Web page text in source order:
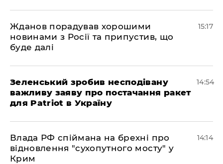
Жданов порадував хорошими
новинами з Росії та припустив, що
буде далі
15:17
Зеленський зробив несподівану
важливу заяву про постачання ракет
для Patriot в Україну
14:54
Влада РФ спіймана на брехні про
відновлення "сухопутного мосту" у
Крим
14:14